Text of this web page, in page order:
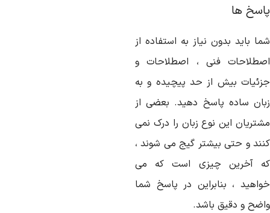
ها
باید بدون نیاز به استفاده از
فنی ، اصطلاحات و
بیش از حد پیچیده و به
ساده پاسخ دهید. بعضی از
این نوع زبان را درک نمی
و حتی بیشتر گیج می شوند ،
آخرین چیزی است که می
، بنابراین در پاسخ شما
و دقیق باشد.